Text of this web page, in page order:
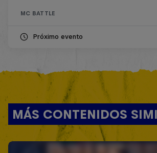
MC BATTLE
Próximo evento
MÁS CONTENIDOS